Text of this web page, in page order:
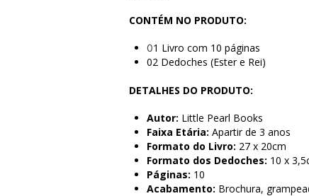
CONTÉM NO PRODUTO:
01 Livro com 10 páginas
02 Dedoches (Ester e Rei)
DETALHES DO PRODUTO:
Autor: Little Pearl Books
Faixa Etária: Apartir de 3 anos
Formato do Livro: 27 x 20cm
Formato dos Dedoches: 10 x
Páginas: 10
Acabamento: Brochura,